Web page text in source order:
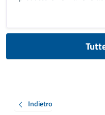
Indietro